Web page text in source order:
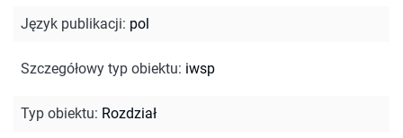
Język publikacji: pol
Szczegółowy typ obiektu: iwsp
Typ obiektu: Rozdział